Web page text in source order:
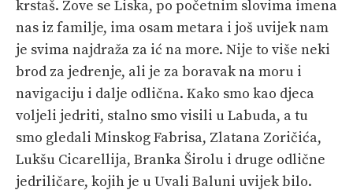
krstaš. Zove se Liska, po početnim slovima imena
nas iz familje, ima osam metara i još uvijek nam
je svima najdraža za ić na more. Nije to više neki
brod za jedrenje, ali je za boravak na moru i
navigaciju i dalje odlična. Kako smo kao djeca
voljeli jedriti, stalno smo visili u Labuda, a tu
smo gledali Minskog Fabrisa, Zlatana Zoričića,
Lukšu Cicarellija, Branka Širolu i druge odlične
jedriličare, kojih je u Uvali Baluni uvijek bilo.